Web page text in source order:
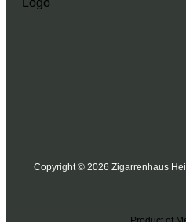
Copyright © 2026 Zigarrenhaus